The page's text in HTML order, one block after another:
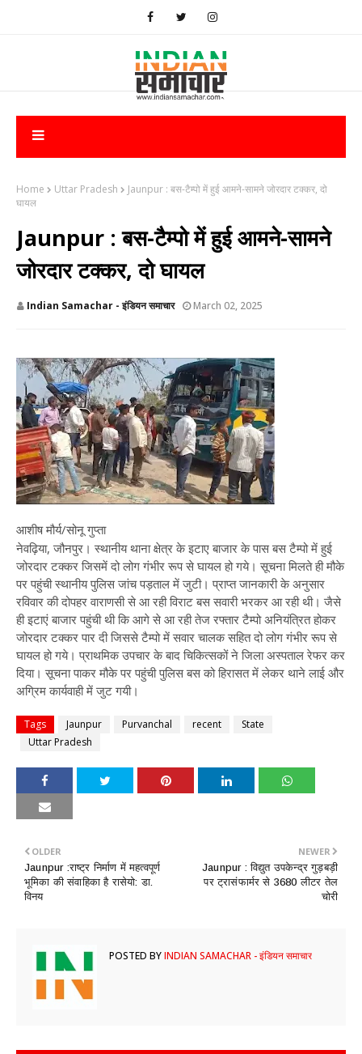
Home Uttar Pradesh
Jaunpur : बस-टैम्पो में हुई आमने-सामने जोरदार टक्कर, दो
घायल
Jaunpur : बस-टैम्पो में हुई आमने-सामने
जोरदार टक्कर, दो घायल
Indian Samachar - इंडियन समाचार March 02, 2025
आशीष मौर्य/सोनू गुप्ता
नेवढ़िया, जौनपुर। स्थानीय थाना क्षेत्र के इटाए बाजार के पास बस टैम्पो में हुई
जोरदार टक्कर जिसमें दो लोग गंभीर रूप से घायल हो गये। सूचना मिलते ही मौके
पर पहुंची स्थानीय पुलिस जांच पड़ताल में जुटी। प्राप्त जानकारी के अनुसार
रविवार की दोपहर वाराणसी से आ रही विराट बस सवारी भरकर आ रही थी। जैसे
ही इटाएं बाजार पहुंची थी कि आगे से आ रही तेज रफ्तार टैम्पो अनियंत्रित होकर
जोरदार टक्कर पार दी जिससे टैम्पो में सवार चालक सहित दो लोग गंभीर रूप से
घायल हो गये। प्राथमिक उपचार के बाद चिकित्सकों ने जिला अस्पताल रेफर कर
दिया। सूचना पाकर मौके पर पहुंची पुलिस बस को हिरासत में लेकर थाने लाई और
अग्रिम कार्यवाही में जुट गयी।
Tags Jaunpur Purvanchal recent
State
Uttar Pradesh
NEWER
Jaunpur : ​विद्युत उपकेन्द्र गुड़बड़ी
पर ट्रासंफार्मर से 3680 लीटर तेल
चोरी
OLDER
Jaunpur :​राष्ट्र निर्माण में महत्वपूर्ण
भूमिका की संवाहिका है रासेयो: डा.
विनय
POSTED BYINDIAN SAMACHAR - इंडियन समाचार